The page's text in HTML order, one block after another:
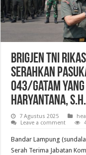
Brigjen TNI
Serahkan
043/Gatam
Haryantana, S.H.
7 Agustus 2025
Leave a comment
Bandar Lampung
Serah Terima Jabatan